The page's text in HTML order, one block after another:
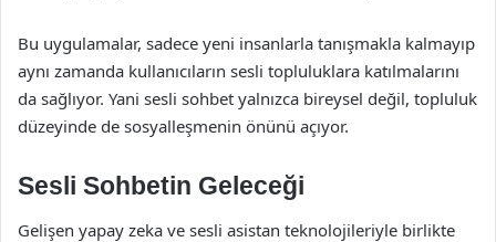
Bu uygulamalar, sadece yeni insanlarla tanışmakla kalmayıp
aynı zamanda kullanıcıların sesli topluluklara katılmalarını
da sağlıyor. Yani sesli sohbet yalnızca bireysel değil, topluluk
düzeyinde de sosyalleşmenin önünü açıyor.
Sesli Sohbetin Geleceği
Gelişen yapay zeka ve sesli asistan teknolojileriyle birlikte